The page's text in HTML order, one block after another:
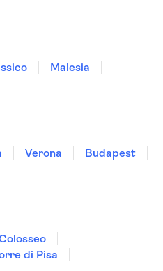
Malesia
Verona
Budapest
di Pisa